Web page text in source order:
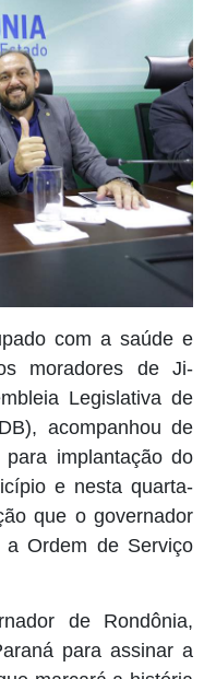
com a saúde e
moradores de Ji-
Legislativa de
acompanhou de
implantação do
e nesta quarta-
que o governador
a Ordem de Serviço
de Rondônia,
para assinar a